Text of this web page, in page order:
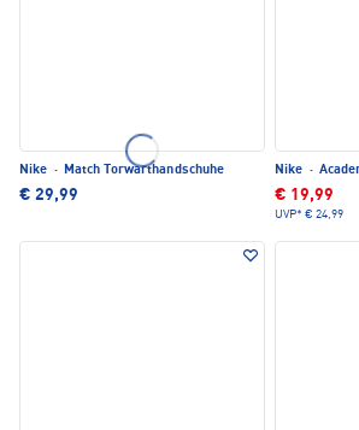
Nike · Match Torwarthandschuhe
€ 29,99
Nike ·
€ 19,99
UVP* € 24,99